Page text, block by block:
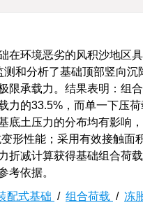
在环境恶劣的风积沙地区
和分析了基础顶部竖向
限承载力。结果表明：组
力的33.5%，而单一下压
底土压力的分布均有影响
形性能；采用有效接触面
折减计算获得基础组合荷
考依据。
配式基础 / 组合荷载 / 冻